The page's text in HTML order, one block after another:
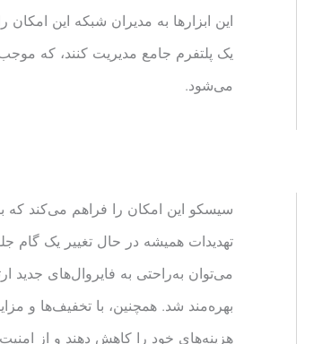
این ابزارها به مدیران شبکه این
یک پلتفرم جامع مدیریت کنند، که
می‌شود.
سیسکو این امکان را فراهم می‌کند که
تهدیدات همیشه در حال تغییر یک گام
می‌توان به‌راحتی به فایروال‌های جدید
بهره‌مند شد. همچنین، با تخفیف‌ها و
هزینه‌های خود را کاهش دهند و از